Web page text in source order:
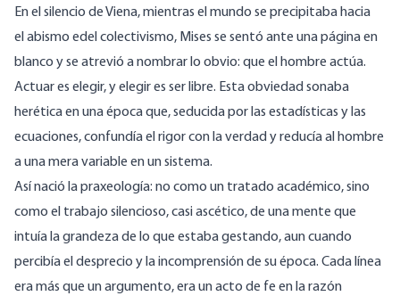
En el silencio de Viena, mientras el mundo se precipitaba hacia
el abismo edel colectivismo, Mises se sentó ante una página en
blanco y se atrevió a nombrar lo obvio: que el hombre actúa.
Actuar es elegir, y elegir es ser libre. Esta obviedad sonaba
herética en una época que, seducida por las estadísticas y las
ecuaciones, confundía el rigor con la verdad y reducía al hombre
a una mera variable en un sistema.
Así nació la praxeología: no como un tratado académico, sino
como el trabajo silencioso, casi ascético, de una mente que
intuía la grandeza de lo que estaba gestando, aun cuando
percibía el desprecio y la incomprensión de su época. Cada línea
era más que un argumento, era un acto de fe en la razón